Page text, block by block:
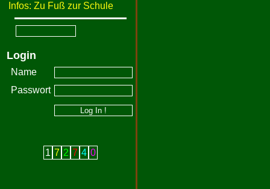
Infos: Zu Fuß zur Schule
Login
Name
Passwort
1 7 2 7 4 0